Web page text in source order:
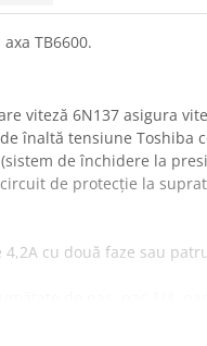
TB6600.
viteză 6N137 asigura
înaltă tensiune Toshiba
de închidere la
de protecție la
cu două faze sau